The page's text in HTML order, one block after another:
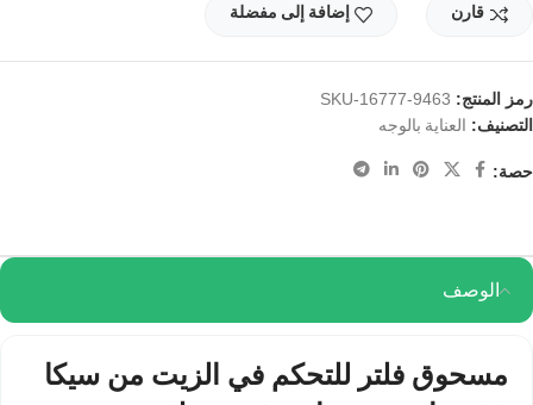
قارن إضافة إلى مفضلة
رمز المنتج: SKU-16777-9463
التصنيف: العناية بالوجه
حصة:
الوصف
مسحوق فلتر للتحكم في الزيت من سيكا